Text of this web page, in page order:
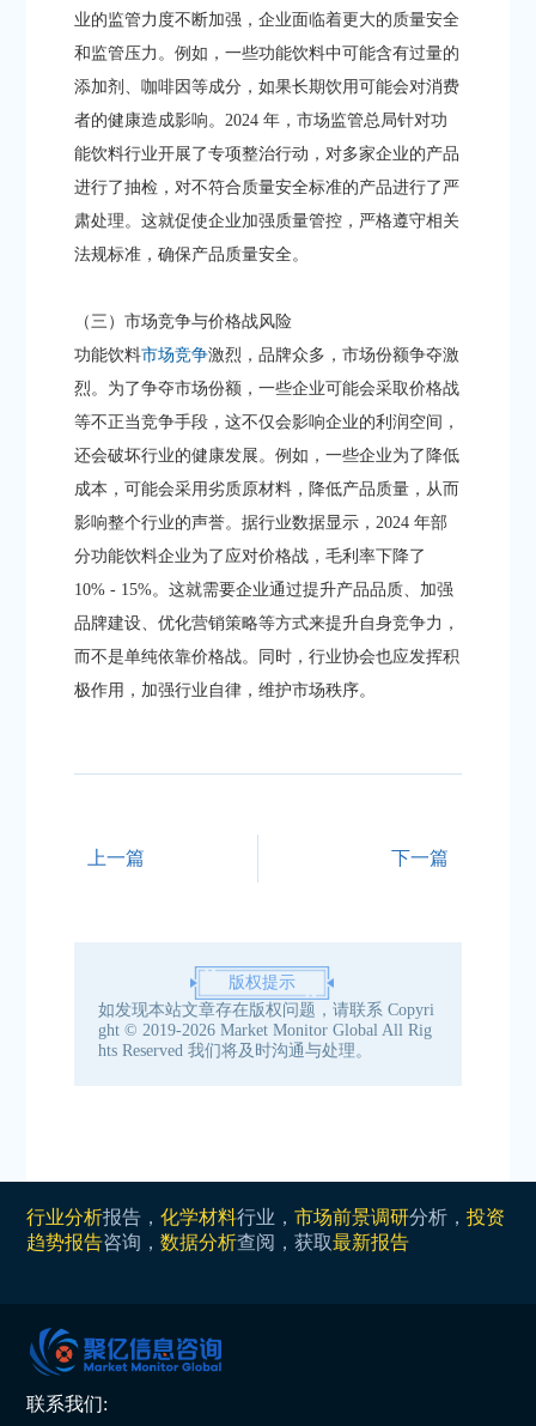
业的监管力度不断加强，企业面临着更大的质量安全
和监管压力。例如，一些功能饮料中可能含有过量的
添加剂、咖啡因等成分，如果长期饮用可能会对消费
者的健康造成影响。2024 年，市场监管总局针对功
能饮料行业开展了专项整治行动，对多家企业的产品
进行了抽检，对不符合质量安全标准的产品进行了严
肃处理。这就促使企业加强质量管控，严格遵守相关
法规标准，确保产品质量安全。
（三）市场竞争与价格战风险​
功能饮料市场竞争激烈，品牌众多，市场份额争夺激
烈。为了争夺市场份额，一些企业可能会采取价格战
等不正当竞争手段，这不仅会影响企业的利润空间，
还会破坏行业的健康发展。例如，一些企业为了降低
成本，可能会采用劣质原材料，降低产品质量，从而
影响整个行业的声誉。据行业数据显示，2024 年部
分功能饮料企业为了应对价格战，毛利率下降了
10% - 15%。这就需要企业通过提升产品品质、加强
品牌建设、优化营销策略等方式来提升自身竞争力，
而不是单纯依靠价格战。同时，行业协会也应发挥积
极作用，加强行业自律，维护市场秩序。​
上一篇 下一篇
版权提示
如发现本站文章存在版权问题，请联系Copyri
ght © 2019-2026 Market Monitor Global All Rig
hts Reserved 我们将及时沟通与处理。
行业分析报告，化学材料行业，市场前景调研分析，投资
趋势报告咨询，数据分析查阅，获取最新报告
联系我们: